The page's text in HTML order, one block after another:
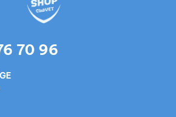
70 96